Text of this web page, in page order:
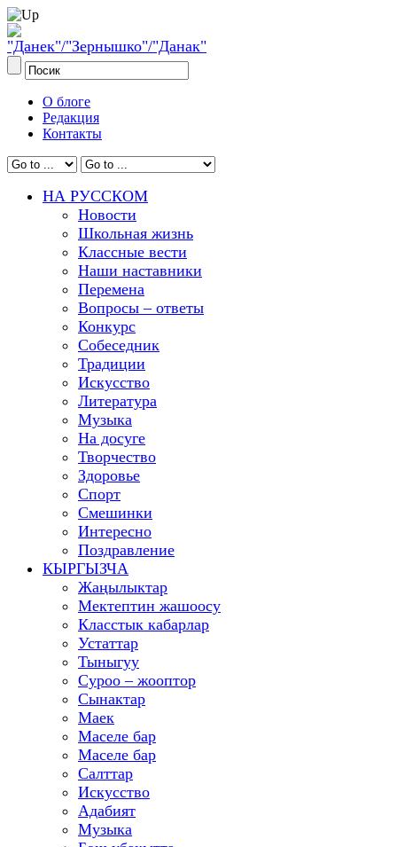
О блоге
Редакция
Контакты
НА РУССКОМ
Новости
Школьная жизнь
Классные вести
Наши наставники
Перемена
Вопросы – ответы
Конкурс
Собеседник
Традиции
Искусство
Литература
Музыка
На досуге
Творчество
Здоровье
Спорт
Смешинки
Интересно
Поздравление
КЫРГЫЗЧА
Жаңылыктар
Мектептин жашоосу
Класстык кабарлар
Устаттар
Тыныгуу
Суроо – жооптор
Сынактар
Маек
Маселе бар
Маселе бар
Салттар
Искусство
Адабият
Музыка